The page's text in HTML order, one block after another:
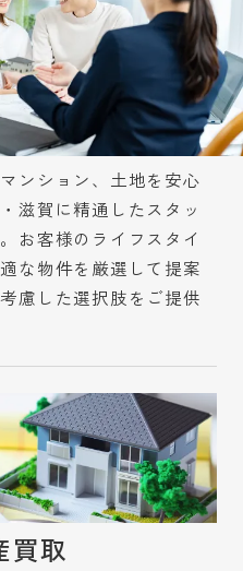
ンション、土地を安心
滋賀に精通したスタッ
お客様のライフスタイ
な物件を厳選して提案
慮した選択肢をご提供
買取